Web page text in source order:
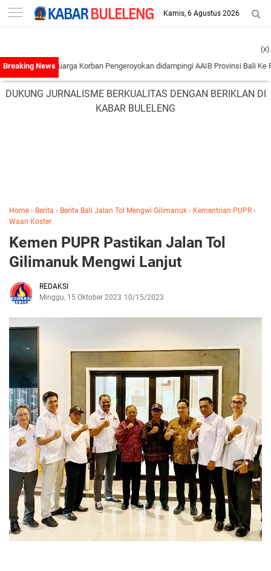
-->
Kamis, 6 Agustus 2026
Keluarga Korban Pengeroyokan didampingi AAIB Provinsi Bali Ke Polres
(x)
DUKUNG JURNALISME BERKUALITAS DENGAN BERIKLAN DI
KABAR BULELENG
Home › Berita › Berita Bali Jalan Tol Mengwi Gilimanuk › Kementrian PUPR ›
Waan Koster
Kemen PUPR Pastikan Jalan Tol
Gilimanuk Mengwi Lanjut
REDAKSI
Minggu, 15 Oktober 2023 10/15/2023